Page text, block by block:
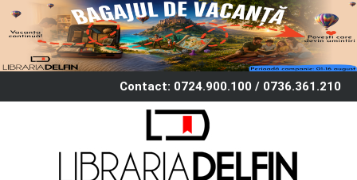
Contact: 0724.900.100 / 0736.361.210